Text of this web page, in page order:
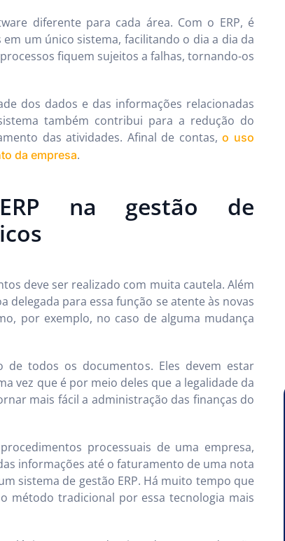
diferente para cada área. Com o ERP, é
um único sistema, facilitando o dia a dia da
fiquem sujeitos a falhas, tornando-os
dos dados e das informações relacionadas
também contribui para a redução do
das atividades. Afinal de contas,o uso
da empresa.
na gestão de
deve ser realizado com muita cautela. Além
delegada para essa função se atente às novas
por exemplo, no caso de alguma mudança
todos os documentos. Eles devem estar
vez que é por meio deles que a legalidade da
mais fácil a administração das finanças do
processuais de uma empresa,
informações até o faturamento de uma nota
sistema de gestão ERP. Há muito tempo que
método tradicional por essa tecnologia mais